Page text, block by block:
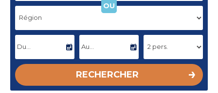
OU
RECHERCHER